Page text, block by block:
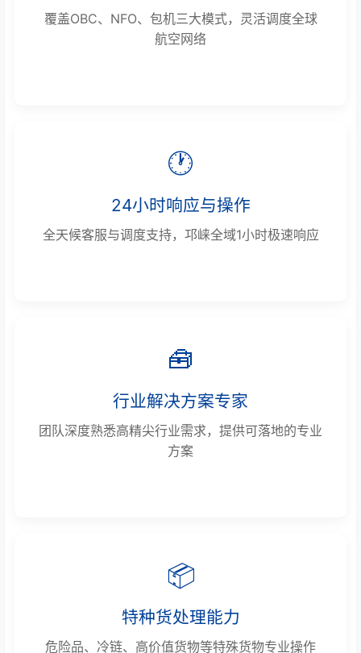
覆盖OBC、NFO、包机三大模式，灵活调度全球
航空网络
🕐
24小时响应与操作
全天候客服与调度支持，邛崃全域1小时极速响应
🧰
行业解决方案专家
团队深度熟悉高精尖行业需求，提供可落地的专业
方案
📦
特种货处理能力
危险品、冷链、高价值货物等特殊货物专业操作